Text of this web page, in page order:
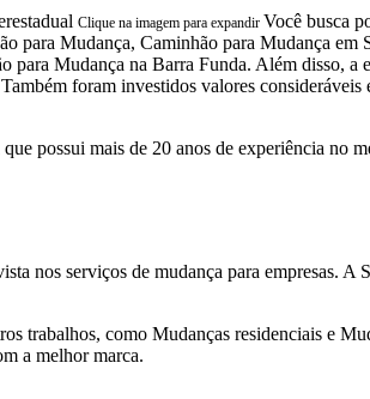
Clique na imagem para expandir Você busca
para Mudança, Caminhão para Mudança em
Mudança na Barra Funda. Além disso, a
foram investidos valores consideráveis
possui mais de 20 anos de experiência no
nos serviços de mudança para empresas. A
trabalhos, como Mudanças residenciais e
a melhor marca.